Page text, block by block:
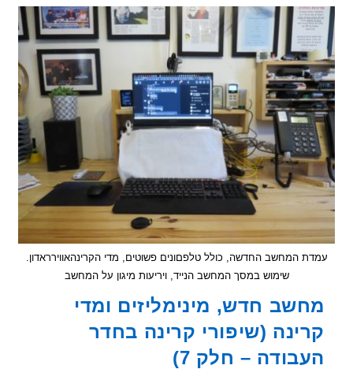
העבודה
(פרק
8):
מחשב
יחיד,
טלפון
יחיד,
ובלי
כרטיסי
רשת
אלחוטיים
המחשב החדשה, כולל טלפםונים פשוטים, מדי הקרינהאווירראדון.
שימוש במסך המחשב הנייד, ויריעות מיגון על המחשב
חדש, מינימליזים ומדי
(שיפורי קרינה בחדר
– חלק 7)